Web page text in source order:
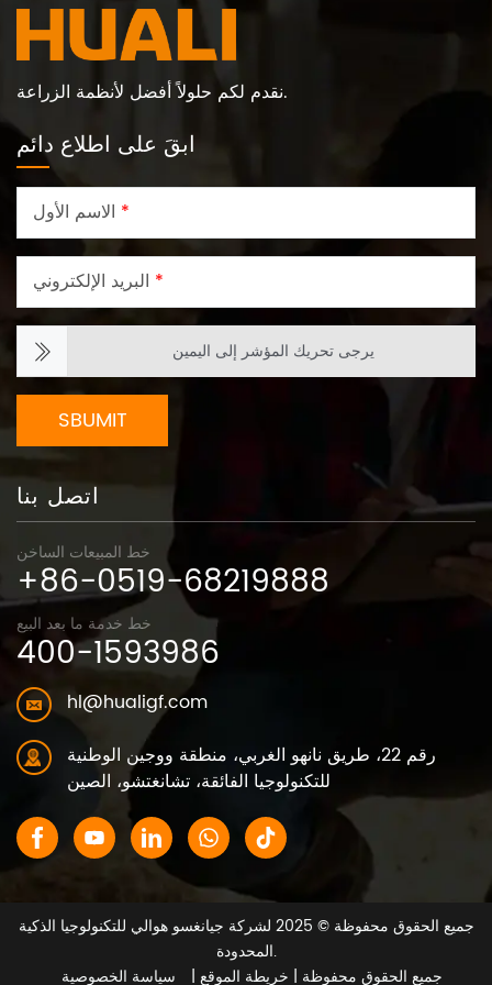
نقدم لكم حلولاً أفضل لأنظمة الزراعة.
ابقَ على اطلاع دائم
*
*
يرجى تحريك المؤشر إلى اليمين
SBUMIT
اتصل بنا
خط المبيعات الساخن
+86-0519-68219888
خط خدمة ما بعد البيع
400-1593986
hl@hualigf.com
رقم 22، طريق نانهو الغربي، منطقة ووجين الوطنية
للتكنولوجيا الفائقة، تشانغتشو، الصين
جميع الحقوق محفوظة © 2025 لشركة جيانغسو هوالي للتكنولوجيا الذكية
المحدودة.
جميع الحقوق محفوظة | خريطة الموقع | سياسة الخصوصية